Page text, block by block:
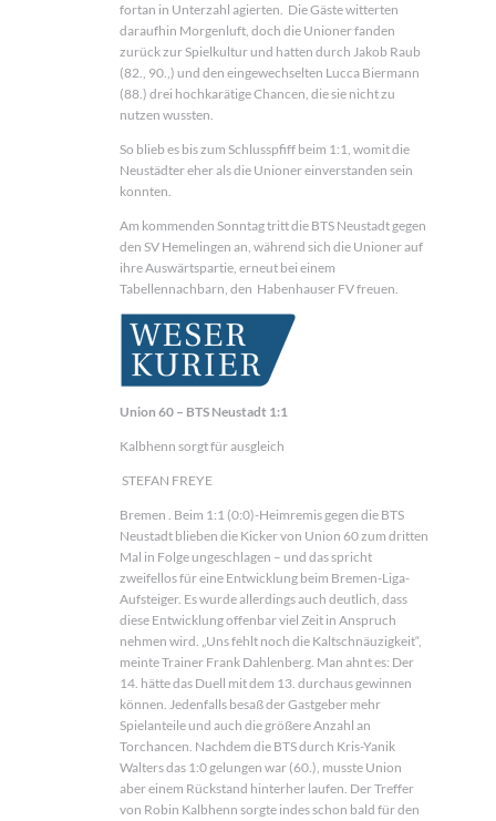
fortan in Unterzahl agierten. Die Gäste witterten
daraufhin Morgenluft, doch die Unioner fanden
zurück zur Spielkultur und hatten durch Jakob Raub
(82., 90.,) und den eingewechselten Lucca Biermann
(88.) drei hochkarätige Chancen, die sie nicht zu
nutzen wussten.
So blieb es bis zum Schlusspfiff beim 1:1, womit die
Neustädter eher als die Unioner einverstanden sein
konnten.
Am kommenden Sonntag tritt die BTS Neustadt gegen
den SV Hemelingen an, während sich die Unioner auf
ihre Auswärtspartie, erneut bei einem
Tabellennachbarn, den Habenhauser FV freuen.
Union 60 – BTS Neustadt 1:1
Kalbhenn sorgt für ausgleich
STEFAN FREYE
Bremen . Beim 1:1 (0:0)-Heimremis gegen die BTS
Neustadt blieben die Kicker von Union 60 zum dritten
Mal in Folge ungeschlagen – und das spricht
zweifellos für eine Entwicklung beim Bremen-Liga-
Aufsteiger. Es wurde allerdings auch deutlich, dass
diese Entwicklung offenbar viel Zeit in Anspruch
nehmen wird. „Uns fehlt noch die Kaltschnäuzigkeit“,
meinte Trainer Frank Dahlenberg. Man ahnt es: Der
14. hätte das Duell mit dem 13. durchaus gewinnen
können. Jedenfalls besaß der Gastgeber mehr
Spielanteile und auch die größere Anzahl an
Torchancen. Nachdem die BTS durch Kris-Yanik
Walters das 1:0 gelungen war (60.), musste Union
aber einem Rückstand hinterher laufen. Der Treffer
von Robin Kalbhenn sorgte indes schon bald für den